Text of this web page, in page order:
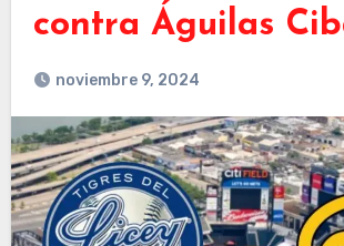
contra Águilas
noviembre 9, 2024